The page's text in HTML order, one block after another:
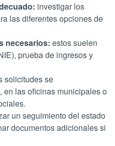
investigar los
las diferentes opciones de
necesarios: estos suelen
prueba de ingresos y
solicitudes se
, en las oficinas municipales o
un seguimiento del estado
documentos adicionales si